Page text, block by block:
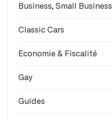
Business, Small Business
Classic Cars
Economie & Fiscalité
Gay
Guides